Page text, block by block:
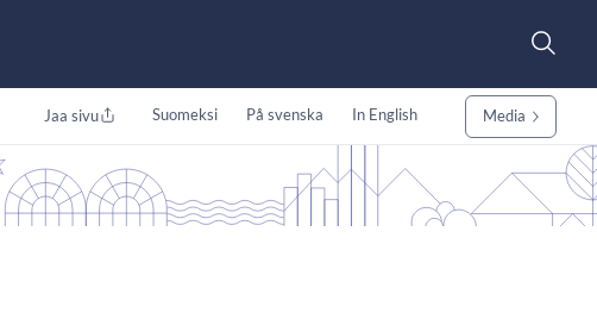
Jaa sivu Suomeksi På svenska In English Media